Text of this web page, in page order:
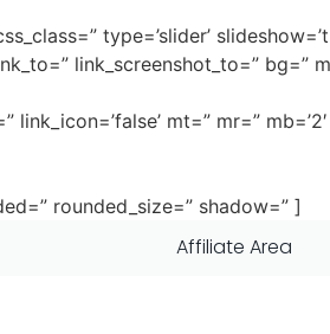
type=’slider’
link_screenshot_to=” bg=”
mt=” mr=”
rounded_size=” shadow=” ]
Affiliate Area